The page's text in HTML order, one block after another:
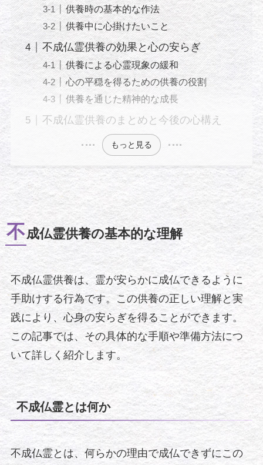
供養時の基本的な作法
供養中に心掛けたいこと
不成仏霊供養の効果と心の安らぎ
供養による心霊現象の緩和
心の平穏を得るための供養の役割
供養を通じた精神的な成長
不成仏霊供養のまとめと今後の心構え
もっと見る
不成仏霊供養の基本的な理解
不成仏霊供養は、霊が安らかに成仏できるように
手助けする行為です。この供養の正しい理解と実
践により、心身の安らぎを得ることができます。
この記事では、その具体的な手順や準備方法につ
いて詳しく紹介します。
不成仏霊とは何か
不成仏霊とは、何らかの理由で成仏できずにこの